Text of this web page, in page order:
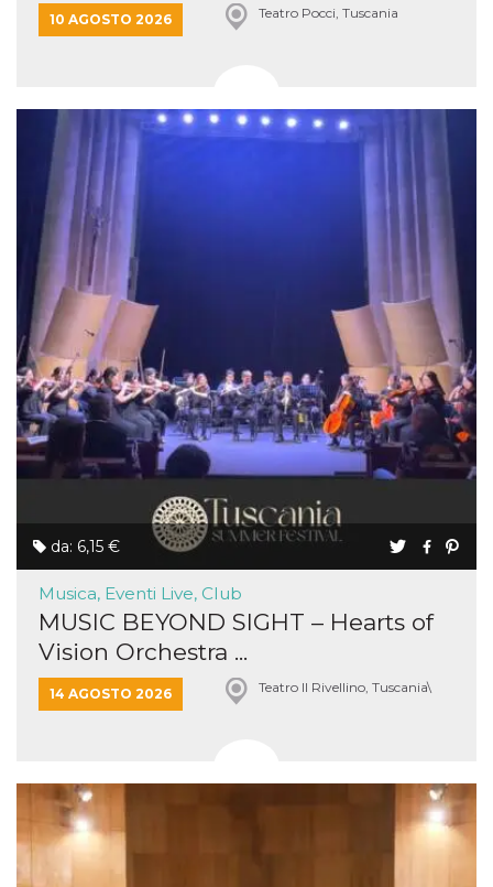
10 AGOSTO 2026 Teatro Pocci, Tuscania
da: 6,15 €
Musica, Eventi Live, Club
MUSIC BEYOND SIGHT – Hearts of
Vision Orchestra ...
14 AGOSTO 2026 Teatro Il Rivellino, Tuscania\